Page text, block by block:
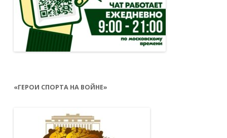
«ГЕРОИ СПОРТА НА ВОЙНЕ»